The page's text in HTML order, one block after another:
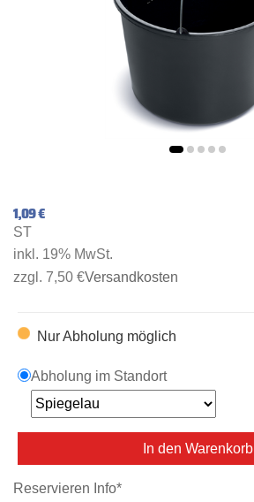
1,09 €
ST
inkl. 19% MwSt.
zzgl. 7,50 €Versandkosten
Nur Abholung möglich
Abholung im Standort
In den Warenkorb
Reservieren Info*